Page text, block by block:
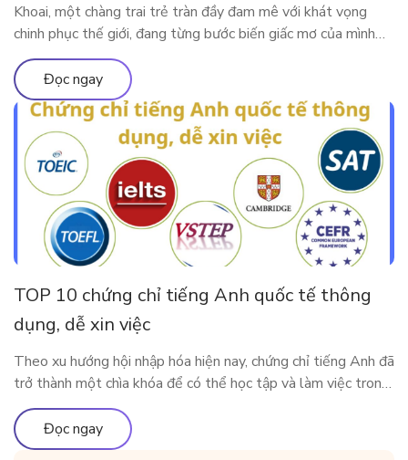
Khoai, một chàng trai trẻ tràn đầy đam mê với khát vọng
chinh phục thế giới, đang từng bước biến giấc mơ của mình
thành hiện thực. Tuy nhiên, thử thách lớn nhất mà anh phải
đối mặt trên hành trình này là tiếng Anh. Với ý chí kiên định,
Khoai đã bắt đầu hành […]
Đọc ngay
TOP 10 chứng chỉ tiếng Anh quốc tế thông
dụng, dễ xin việc
Theo xu hướng hội nhập hóa hiện nay, chứng chỉ tiếng Anh đã
trở thành một chìa khóa để có thể học tập và làm việc trong
môi trường quốc tế. Vậy có những chứng chỉ thông dụng nào
được Việt Nam và các nước lớn trên thế giới công nhận?
Cùng ELSA Premium tìm […]
Đọc ngay